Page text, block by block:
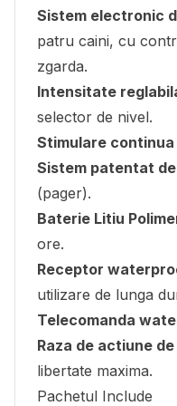
Sistem electronic
patru caini, cu
zgarda.
Intensitate
selector de nivel.
Stimulare continua
Sistem patentat
(pager).
Baterie Litiu
ore.
Receptor
utilizare de lunga
Telecomanda
Raza de actiune
libertate maxima.
Pachetul Include